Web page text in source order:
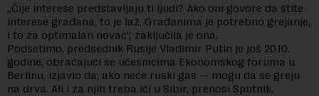
„Čije interese predstavljaju ti ljudi? Ako oni govore da štite
interese građana, to je laž. Građanima je potrebno grejanje,
i to za optimalan novac“, zaključila je ona.
Podsetimo, predsednik Rusije Vladimir Putin je još 2010.
godine, obraćajući se učesnicima Ekonomskog foruma u
Berlinu, izjavio da, ako neće ruski gas — mogu da se greju
na drva. Ali i za njih treba ići u Sibir, prenosi Sputnik.